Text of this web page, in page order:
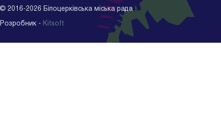
© 2016-2026 Білоцерківська міська рада
Розробник - Kitsoft